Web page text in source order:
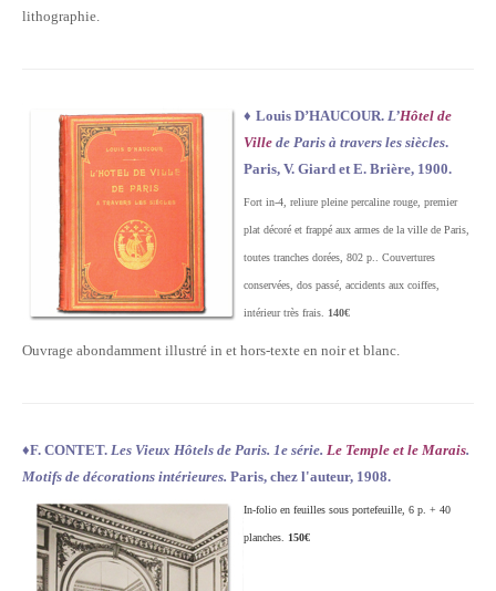
lithographie.
♦ Louis D’HAUCOUR. L’Hôtel de
Ville de Paris à travers les siècles.
Paris, V. Giard et E. Brière, 1900.
Fort in-4, reliure pleine percaline rouge, premier
plat décoré et frappé aux armes de la ville de Paris,
toutes tranches dorées, 802 p.. Couvertures
conservées, dos passé, accidents aux coiffes,
intérieur très frais. 140€
Ouvrage abondamment illustré in et hors-texte en noir et blanc.
♦F. CONTET. Les Vieux Hôtels de Paris. 1e série. Le Temple et le Marais.
Motifs de décorations intérieures. Paris, chez l'auteur, 1908.
In-folio en feuilles sous portefeuille, 6 p. + 40
planches. 150€